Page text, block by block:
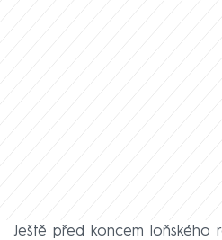
Ještě před koncem loňského